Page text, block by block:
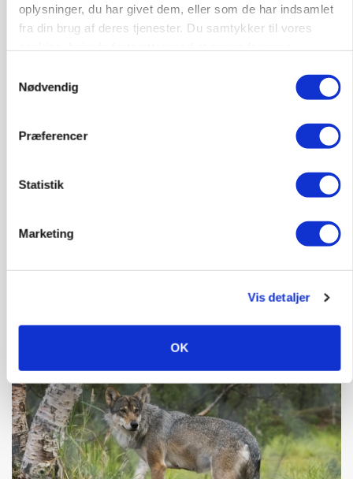
oplysninger, du har givet dem, eller som de har indsamlet
fra din brug af deres tjenester. Du samtykker til vores
Nødvendig
Præferencer
Statistik
Marketing
Vis detaljer
OK
Før såmaskinen kører: Her er efterårets største
skadedyrsrisici
Annonce
Loading...
presset marked for oksekød